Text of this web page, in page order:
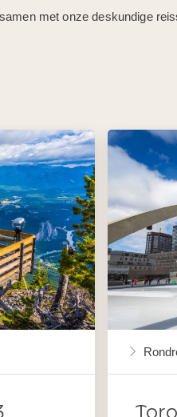
met onze deskundige